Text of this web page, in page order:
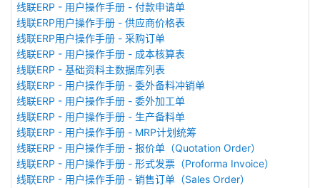
线联ERP - 用户操作手册 - 付款申请单
线联ERP用户操作手册 - 供应商价格表
线联ERP用户操作手册 - 采购订单
线联ERP - 用户操作手册 - 成本核算表
线联ERP - 基础资料主数据库列表
线联ERP - 用户操作手册 - 委外备料冲销单
线联ERP - 用户操作手册 - 委外加工单
线联ERP - 用户操作手册 - 生产备料单
线联ERP - 用户操作手册 - MRP计划统筹
线联ERP - 用户操作手册 - 报价单（Quotation Order）
线联ERP - 用户操作手册 - 形式发票（Proforma Invoice）
线联ERP - 用户操作手册 - 销售订单（Sales Order）